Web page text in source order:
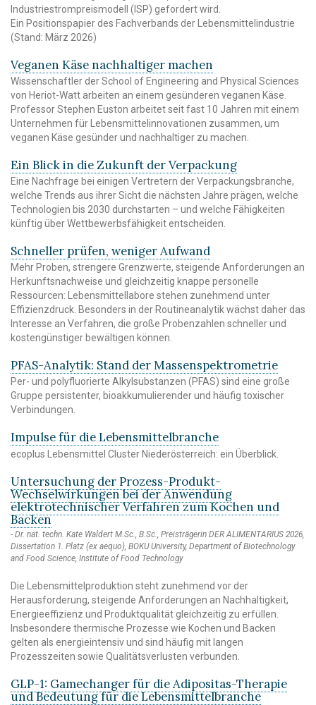
Industriestrompreismodell (ISP) gefordert wird.
Ein Positionspapier des Fachverbands der Lebensmittelindustrie
(Stand: März 2026)
Veganen Käse nachhaltiger machen
Wissenschaftler der School of Engineering and Physical Sciences
von Heriot-Watt arbeiten an einem gesünderen veganen Käse.
Professor Stephen Euston arbeitet seit fast 10 Jahren mit einem
Unternehmen für Lebensmittelinnovationen zusammen, um
veganen Käse gesünder und nachhaltiger zu machen.
Ein Blick in die Zukunft der Verpackung
Eine Nachfrage bei einigen Vertretern der Verpackungsbranche,
welche Trends aus ihrer Sicht die nächsten Jahre prägen, welche
Technologien bis 2030 durchstarten – und welche Fähigkeiten
künftig über Wettbewerbsfähigkeit entscheiden.
Schneller prüfen, weniger Aufwand
Mehr Proben, strengere Grenzwerte, steigende Anforderungen an
Herkunftsnachweise und gleichzeitig knappe personelle
Ressourcen: Lebensmittellabore stehen zunehmend unter
Effizienzdruck. Besonders in der Routineanalytik wächst daher das
Interesse an Verfahren, die große Probenzahlen schneller und
kostengünstiger bewältigen können.
PFAS-Analytik: Stand der Massenspektrometrie
Per- und polyfluorierte Alkylsubstanzen (PFAS) sind eine große
Gruppe persistenter, bioakkumulierender und häufig toxischer
Verbindungen.
Impulse für die Lebensmittelbranche
ecoplus Lebensmittel Cluster Niederösterreich: ein Überblick.
Untersuchung der Prozess-Produkt-
Wechselwirkungen bei der Anwendung
elektrotechnischer Verfahren zum Kochen und
Backen
Dr. nat. techn. Kate Waldert M.Sc., B.Sc., Preisträgerin DER ALIMENTARIUS 2026,
Dissertation 1. Platz (ex aequo), BOKU University, Department of Biotechnology
and Food Science, Institute of Food Technology
Die Lebensmittelproduktion steht zunehmend vor der
Herausforderung, steigende Anforderungen an Nachhaltigkeit,
Energieeffizienz und Produktqualität gleichzeitig zu erfüllen.
Insbesondere thermische Prozesse wie Kochen und Backen
gelten als energieintensiv und sind häufig mit langen
Prozesszeiten sowie Qualitätsverlusten verbunden.
GLP-1: Gamechanger für die Adipositas-Therapie
und Bedeutung für die Lebensmittelbranche